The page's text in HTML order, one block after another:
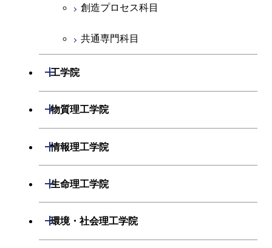
創造プロセス科目
共通専門科目
工学院
開閉
機械系
電気電子系
経営工学系
物質理工学院
開閉
材料系
初年次専門科目
情報理工学院
開閉
数理・計算科学系
初年次専門科目
生命理工学院
開閉
生命理工学系
環境・社会理工学院
開閉